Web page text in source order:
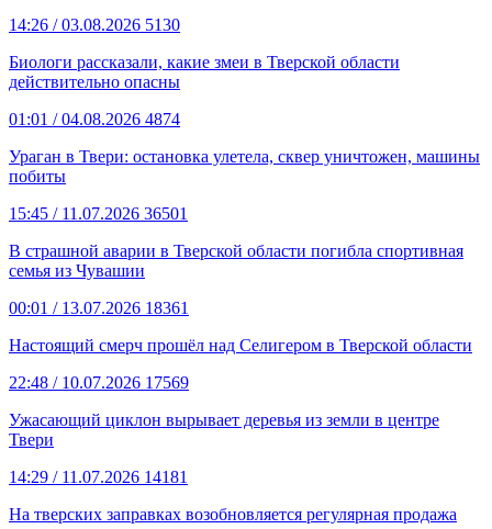
14:26 / 03.08.2026 5130
Биологи рассказали, какие змеи в Тверской области
действительно опасны
01:01 / 04.08.2026 4874
Ураган в Твери: остановка улетела, сквер уничтожен, машины
побиты
15:45 / 11.07.2026 36501
В страшной аварии в Тверской области погибла спортивная
семья из Чувашии
00:01 / 13.07.2026 18361
Настоящий смерч прошёл над Селигером в Тверской области
22:48 / 10.07.2026 17569
Ужасающий циклон вырывает деревья из земли в центре
Твери
14:29 / 11.07.2026 14181
На тверских заправках возобновляется регулярная продажа